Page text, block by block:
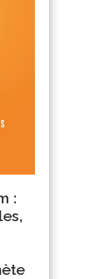
: